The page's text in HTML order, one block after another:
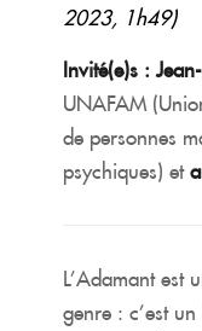
2023, 1h49)
Invité(e)s :
UNAFAM
de personnes
psychiques) et
L’Adamant est
genre : c’est